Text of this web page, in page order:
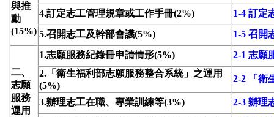
與推
動
(15%)
4.訂定志工管理規章或工作手冊(2%)
1-4 訂定
5.召開志工及幹部會議(5%)
1-5 召開
二、
志願
服務
運用
1.志願服務紀錄冊申請情形(5%)
2-1 志願
2.「衛生福利部志願服務整合系統」之運用
(5%)
2-2 「衛
3.辦理志工在職、專業訓練等(3%)
2-3 辦理